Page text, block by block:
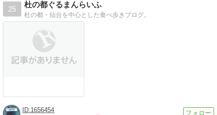
25
杜の都ぐるまんらいふ
杜の都・仙台を中心とした食べ歩きブログ。
1656454